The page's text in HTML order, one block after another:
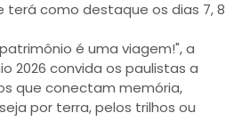
terá como destaque os dias 7, 8
é uma viagem!", a
2026 convida os paulistas a
que conectam memória,
por terra, pelos trilhos ou